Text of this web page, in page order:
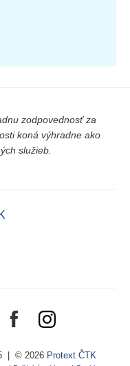
zodpovednosť za
koná výhradne ako
služieb.
FacebookInstagram
| © 2026 Protext ČTK